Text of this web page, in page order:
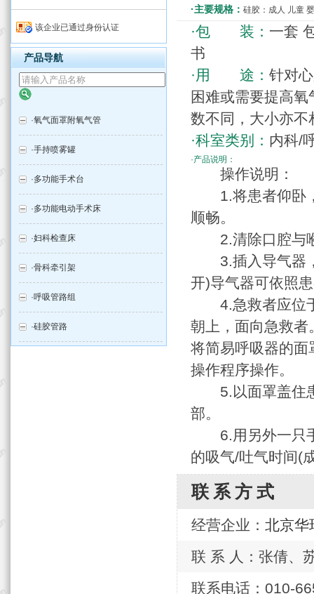
·主要规格： 硅胶：成人 儿童
·包 装： 一套
书
·用 途： 针对
困难或需要提高
数不同，大小亦不
·科室类别： 内科/
·产品说明：
操作说明：
1.将患者仰卧，
顺畅。
2.清除口腔与
3.插入导气器，
开)导气器可依照
4.急救者应位于
朝上，面向急救者
将简易呼吸器的面
操作程序操作。
5.以面罩盖住患
部。
6.用另外一只手
的吸气/吐气时间(
联系方式
经营企业： 北京华
联 系 人：张倩、
联系电话：
该企业已通过身份认证
产品导航
·氧气面罩附氧气管
·手持喷雾罐
·多功能手术台
·多功能电动手术床
·妇科检查床
·骨科牵引架
·呼吸管路组
·硅胶管路